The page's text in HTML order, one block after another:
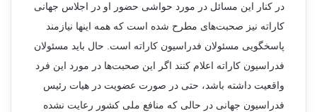
در کنار این مسائل در مورد حواشی حضور او در اجلاس جهانی
کاراته نیز صحبت‌های مطرح شده است که همه اینها نیازمند
پاسخگویی مسئولان فدراسیون کاراته است. حال باید مسئولان
فدراسیون کاراته اعلام کنند اگر این صحبت‌ها در مورد این فرد
واقعیت داشته باشد، حتی در صورت عضویت در هیات رئیس
فدراسیون جهانی در حالی که منافع ملی کشور رعایت نشده